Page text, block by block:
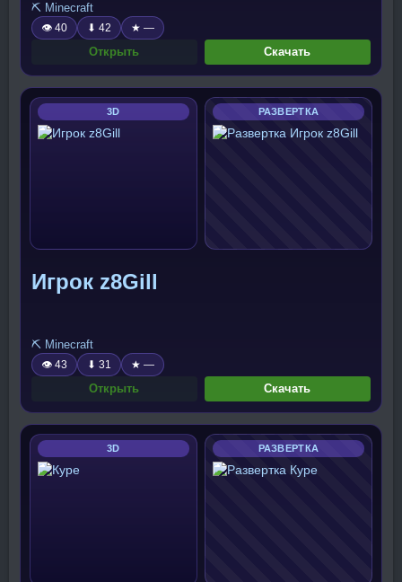
⛏️ Minecraft
👁 40 ⬇ 42 ★ —
Открыть Скачать
3D РАЗВЕРТКА
Игрок z8Gill
⛏️ Minecraft
👁 43 ⬇ 31 ★ —
Открыть Скачать
3D РАЗВЕРТКА